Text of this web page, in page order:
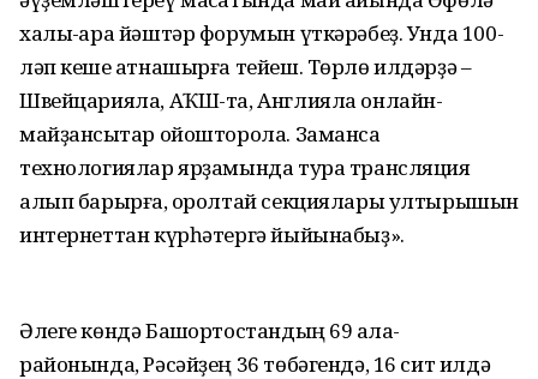
халыҡ-ара йәштәр форумын үткәрәбеҙ. Унда 100-
ләп кеше ҡатнашырға тейеш. Төрлө илдәрҙә –
Швейцарияла, АҠШ-та, Англияла онлайн-
майҙансыҡтар ойошторола. Заманса
технологиялар ярҙамында тура трансляция
алып барырға, ҡоролтай секциялары ултырышын
интернеттан күрһәтергә йыйынабыҙ».
Әлеге көндә Башҡортостандың 69 ҡала-
районында, Рәсәйҙең 36 төбәгендә, 16 сит илдә